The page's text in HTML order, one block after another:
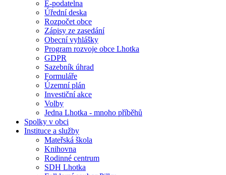
E-podatelna
Úřední deska
Rozpočet obce
Zápisy ze zasedání
Obecní vyhlášky
Program rozvoje obce Lhotka
GDPR
Sazebník úhrad
Formuláře
Územní plán
Investiční akce
Volby
Jedna Lhotka - mnoho příběhů
Spolky v obci
Instituce a služby
Mateřská škola
Knihovna
Rodinné centrum
SDH Lhotka